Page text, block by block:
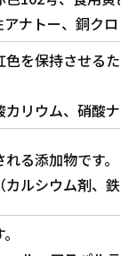
ナトー、銅クロ
を保持させるた
カリウム、硝酸ナ
る添加物です。
カルシウム剤、